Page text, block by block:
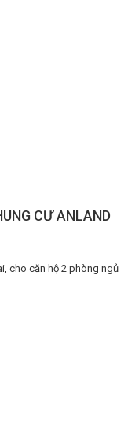
CƯ ANLAND
cho căn hộ 2 phòng ngủ